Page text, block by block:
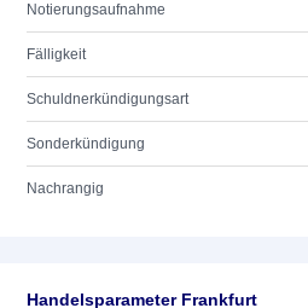
Notierungsaufnahme
Fälligkeit
Schuldnerkündigungsart
Sonderkündigung
Nachrangig
Handelsparameter Frankfurt